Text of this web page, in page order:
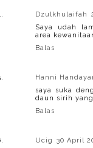
Dzulkhulaifah
Saya udah
area
Balas
Hanni
saya suka
daun sirih
Balas
Ucig
30 April